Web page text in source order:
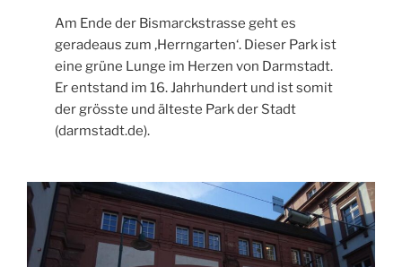
Am Ende der Bismarckstrasse geht es
geradeaus zum ‚Herrngarten‘. Dieser Park ist
eine grüne Lunge im Herzen von Darmstadt.
Er entstand im 16. Jahrhundert und ist somit
der grösste und älteste Park der Stadt
(darmstadt.de).